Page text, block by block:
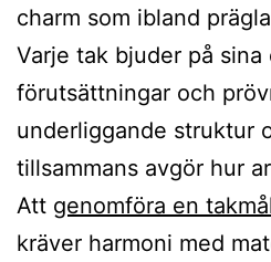
charm som ibland
Varje tak bjuder på sina
förutsättningar och
underliggande struktur
tillsammans avgör hur
Att genomföra en
kräver harmoni med